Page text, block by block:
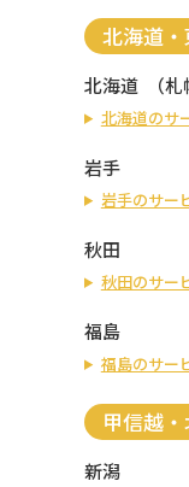
北海道
北海道 （札
北海道のサ
岩手
岩手のサー
秋田
秋田のサー
福島
福島のサー
甲信越
新潟